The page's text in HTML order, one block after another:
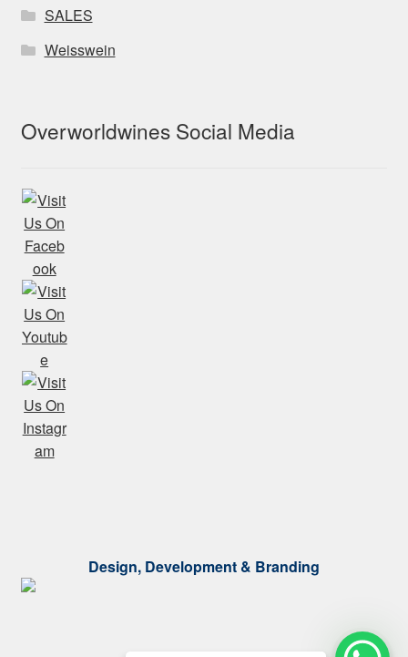
SALES
Weisswein
Overworldwines Social Media
Design, Development & Branding